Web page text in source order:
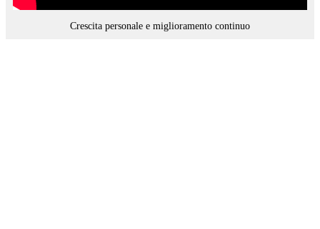
Crescita personale e miglioramento continuo